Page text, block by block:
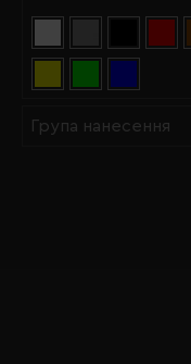
Група нанесення